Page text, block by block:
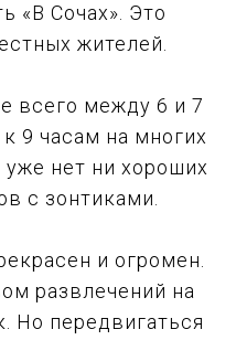
«В Сочах». Это
жителей.
всего между 6 и 7
9 часам на многих
нет ни хороших
с зонтиками.
и огромен.
развлечений на
Но передвигаться